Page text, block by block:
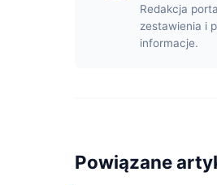
Redakcja
zestawienia i
informacje.
Powiązane